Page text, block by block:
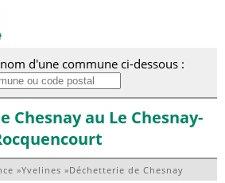
d'une commune ci-dessous :
Chesnay au Le Chesnay-
»Yvelines »Déchetterie de Chesnay